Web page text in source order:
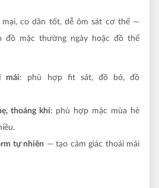
mại, co dãn tốt, dễ ôm sát cơ thể —
đồ mặc thường ngày hoặc đồ thể
mái: phù hợp fit sát, đồ bó, đồ
thoáng khí: phù hợp mặc mùa hè
tự nhiên — tạo cảm giác thoải mái